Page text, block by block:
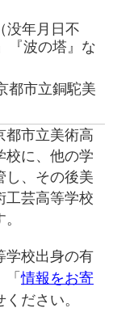
没年月日不
『波の塔』な
都市立銅駝美
都市立美術高
校に、他の学
し、その後美
工芸高等学校
学校出身の有
「情報をお寄
ださい。